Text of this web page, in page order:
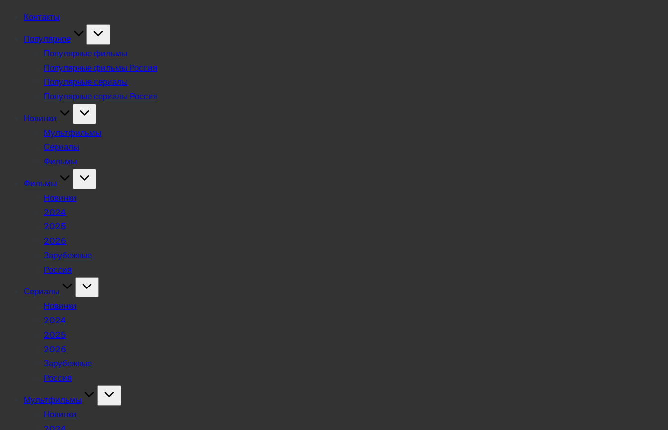
Контакты
Популярное
Популярные фильмы
Популярные фильмы Россия
Популярные сериалы
Популярные сериалы Россия
Новинки
Мультфильмы
Сериалы
Фильмы
Фильмы
Новинки
2024
2025
2026
Зарубежные
Россия
Сериалы
Новинки
2024
2025
2026
Зарубежные
Россия
Мультфильмы
Новинки